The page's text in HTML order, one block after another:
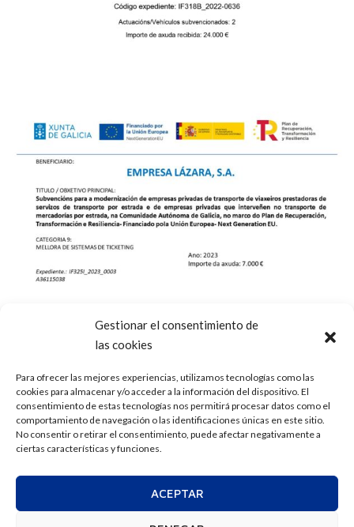
Gestionar el consentimiento de
las cookies
Para ofrecer las mejores experiencias, utilizamos tecnologías como las
cookies para almacenar y/o acceder a la información del dispositivo. El
consentimiento de estas tecnologías nos permitirá procesar datos como el
comportamiento de navegación o las identificaciones únicas en este sitio.
No consentir o retirar el consentimiento, puede afectar negativamente a
ciertas características y funciones.
ACEPTAR